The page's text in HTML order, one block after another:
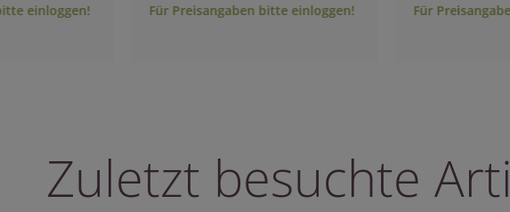
Für Preisangaben bitte einloggen! Für Preisangaben bitte einloggen!
Zuletzt besuchte